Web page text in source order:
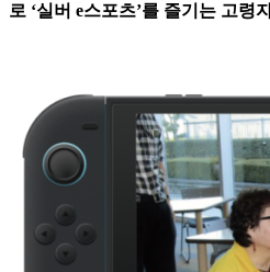
로 ‘실버 e스포츠’를 즐기는 고령